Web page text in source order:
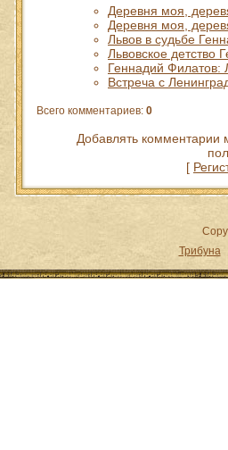
Деревня моя,
Деревня моя,
Львов в судьбе
Львовское детство
Геннадий Филатов:
Встреча с
Всего комментариев: 0
Добавлять комментарии
[
Трибуна